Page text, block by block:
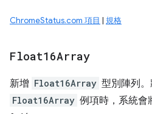
ChromeStatus.com 項目 | 規格
Float16Array
新增 Float16Array 型別陣列
Float16Array 例項時，系統會